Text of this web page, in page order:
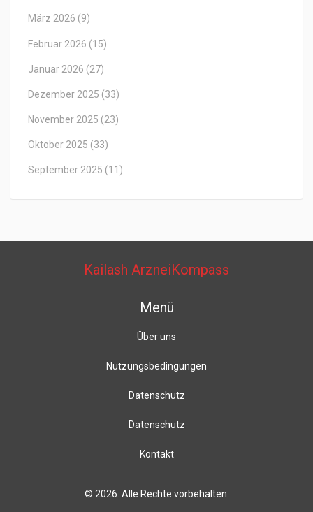
März 2026 (9)
Februar 2026 (15)
Januar 2026 (27)
Dezember 2025 (33)
November 2025 (23)
Oktober 2025 (33)
September 2025 (11)
Kailash ArzneiKompass
Menü
Über uns
Nutzungsbedingungen
Datenschutz
Datenschutz
Kontakt
© 2026. Alle Rechte vorbehalten.